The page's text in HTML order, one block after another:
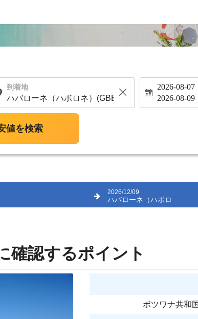
到着地 2026-08-07
2026-08-09
値を検索
2026/12/09
ハバローネ（ハボロネ）
確認するポイント
ボツワナ共和